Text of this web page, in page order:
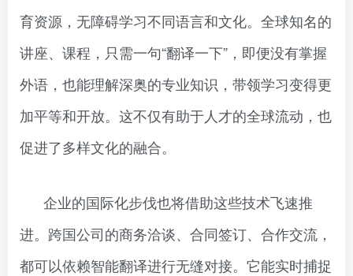
育资源，无障碍学习不同语言和文化。全球知名的
讲座、课程，只需一句“翻译一下”，即便没有掌握
外语，也能理解深奥的专业知识，带领学习变得更
加平等和开放。这不仅有助于人才的全球流动，也
促进了多样文化的融合。
企业的国际化步伐也将借助这些技术飞速推
进。跨国公司的商务洽谈、合同签订、合作交流，
都可以依赖智能翻译进行无缝对接。它能实时捕捉